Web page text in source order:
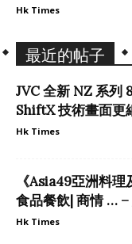
Hk Times
最近的帖子
JVC 全新 NZ 系列
ShiftX 技術畫面更
Hk Times
《Asia49亞洲料
食品餐飲| 商情 … –
Hk Times